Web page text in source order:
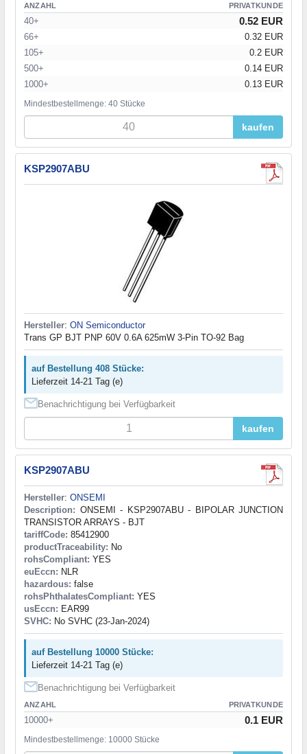
ANZAHL PRIVATKUNDE
40+ 0.52 EUR
66+
0.32 EUR
105+
0.2 EUR
500+
0.14 EUR
1000+
0.13 EUR
Mindestbestellmenge: 40 Stücke
kaufen
KSP2907ABU
Hersteller: ON Semiconductor
Trans GP BJT PNP 60V 0.6A 625mW 3-Pin TO-92 Bag
auf Bestellung 408 Stücke:
Lieferzeit 14-21 Tag (e)
Benachrichtigung bei Verfügbarkeit
kaufen
KSP2907ABU
Hersteller: ONSEMI
Description: ONSEMI - KSP2907ABU - BIPOLAR JUNCTION
TRANSISTOR ARRAYS - BJT
tariffCode: 85412900
productTraceability: No
rohsCompliant: YES
euEccn: NLR
hazardous: false
rohsPhthalatesCompliant: YES
usEccn: EAR99
SVHC: No SVHC (23-Jan-2024)
auf Bestellung 10000 Stücke:
Lieferzeit 14-21 Tag (e)
Benachrichtigung bei Verfügbarkeit
ANZAHL PRIVATKUNDE
10000+ 0.1 EUR
Mindestbestellmenge: 10000 Stücke